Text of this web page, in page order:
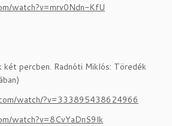
watch?v=mrv0Ndn-KfU
percben. Radnóti Miklós: Töredék
watch/?v=333895438624966
watch?v=8CvYaDnS9lk